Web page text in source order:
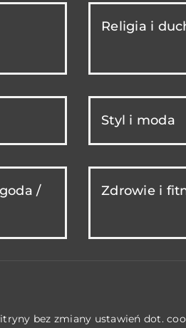
Religia i
Styl i moda
/
Zdrowie i
bez zmiany ustawień dot.